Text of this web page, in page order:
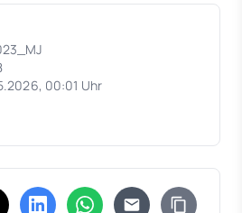
00:01 Uhr